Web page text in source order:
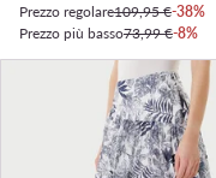
Prezzo regolare109,95 €-38%
Prezzo più basso73,99 €-8%